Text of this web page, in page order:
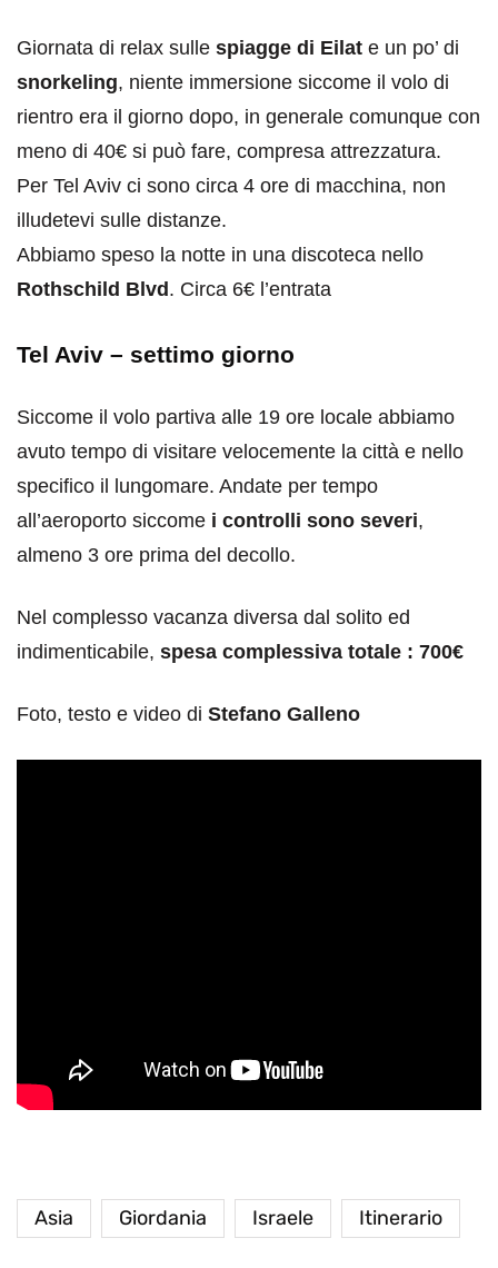
Giornata di relax sulle spiagge di Eilat e un po’ di
snorkeling, niente immersione siccome il volo di
rientro era il giorno dopo, in generale comunque con
meno di 40€ si può fare, compresa attrezzatura.
Per Tel Aviv ci sono circa 4 ore di macchina, non
illudetevi sulle distanze.
Abbiamo speso la notte in una discoteca nello
Rothschild Blvd . Circa 6€ l’entrata
Tel Aviv – settimo giorno
Siccome il volo partiva alle 19 ore locale abbiamo
avuto tempo di visitare velocemente la città e nello
specifico il lungomare. Andate per tempo
all’aeroporto siccome i controlli sono severi,
almeno 3 ore prima del decollo.
Nel complesso vacanza diversa dal solito ed
indimenticabile, spesa complessiva totale : 700€
Foto, testo e video di Stefano Galleno
Asia Giordania Israele Itinerario